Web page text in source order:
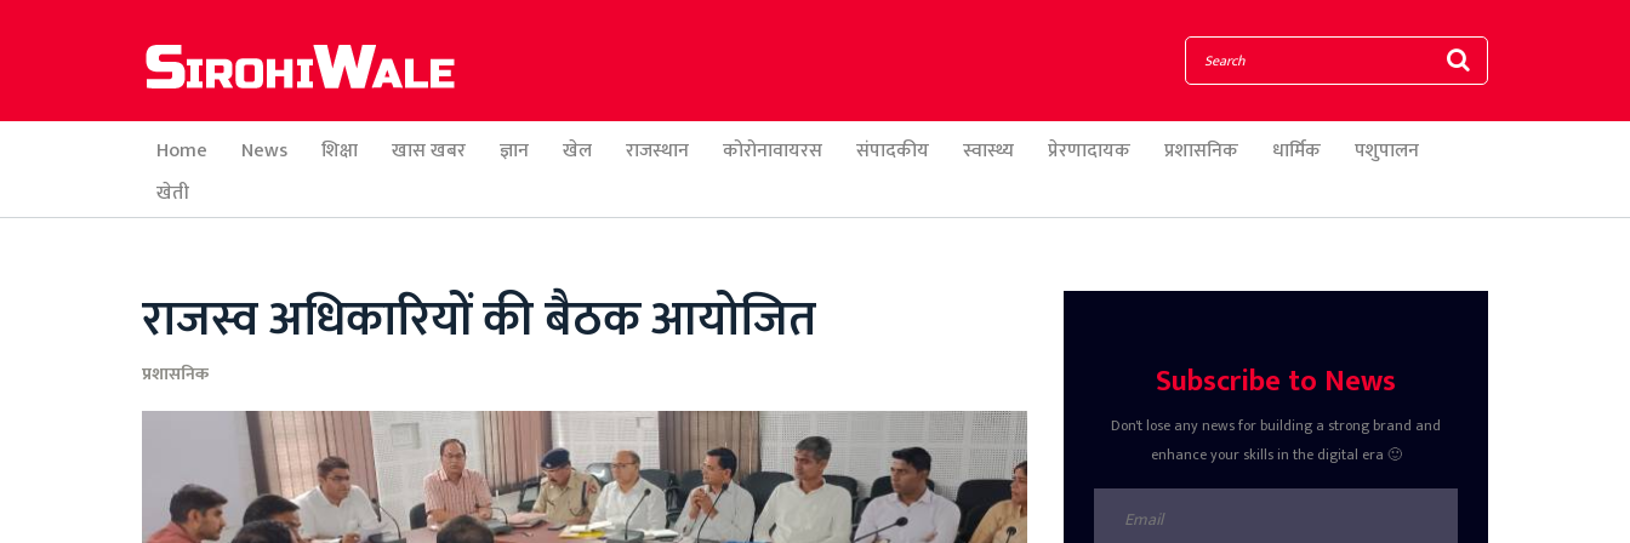
Home News शिक्षा खास खबर ज्ञान खेल राजस्थान कोरोनावायरस संपादकीय स्वास्थ्य प्रेरणादायक प्रशासनिक धार्मिक
पशुपालन
खेती
राजस्व अधिकारियों की बैठक आयोजित
प्रशासनिक Subscribe to News
Don't lose any news for building a strong brand and
enhance your skills in the digital era 🙂